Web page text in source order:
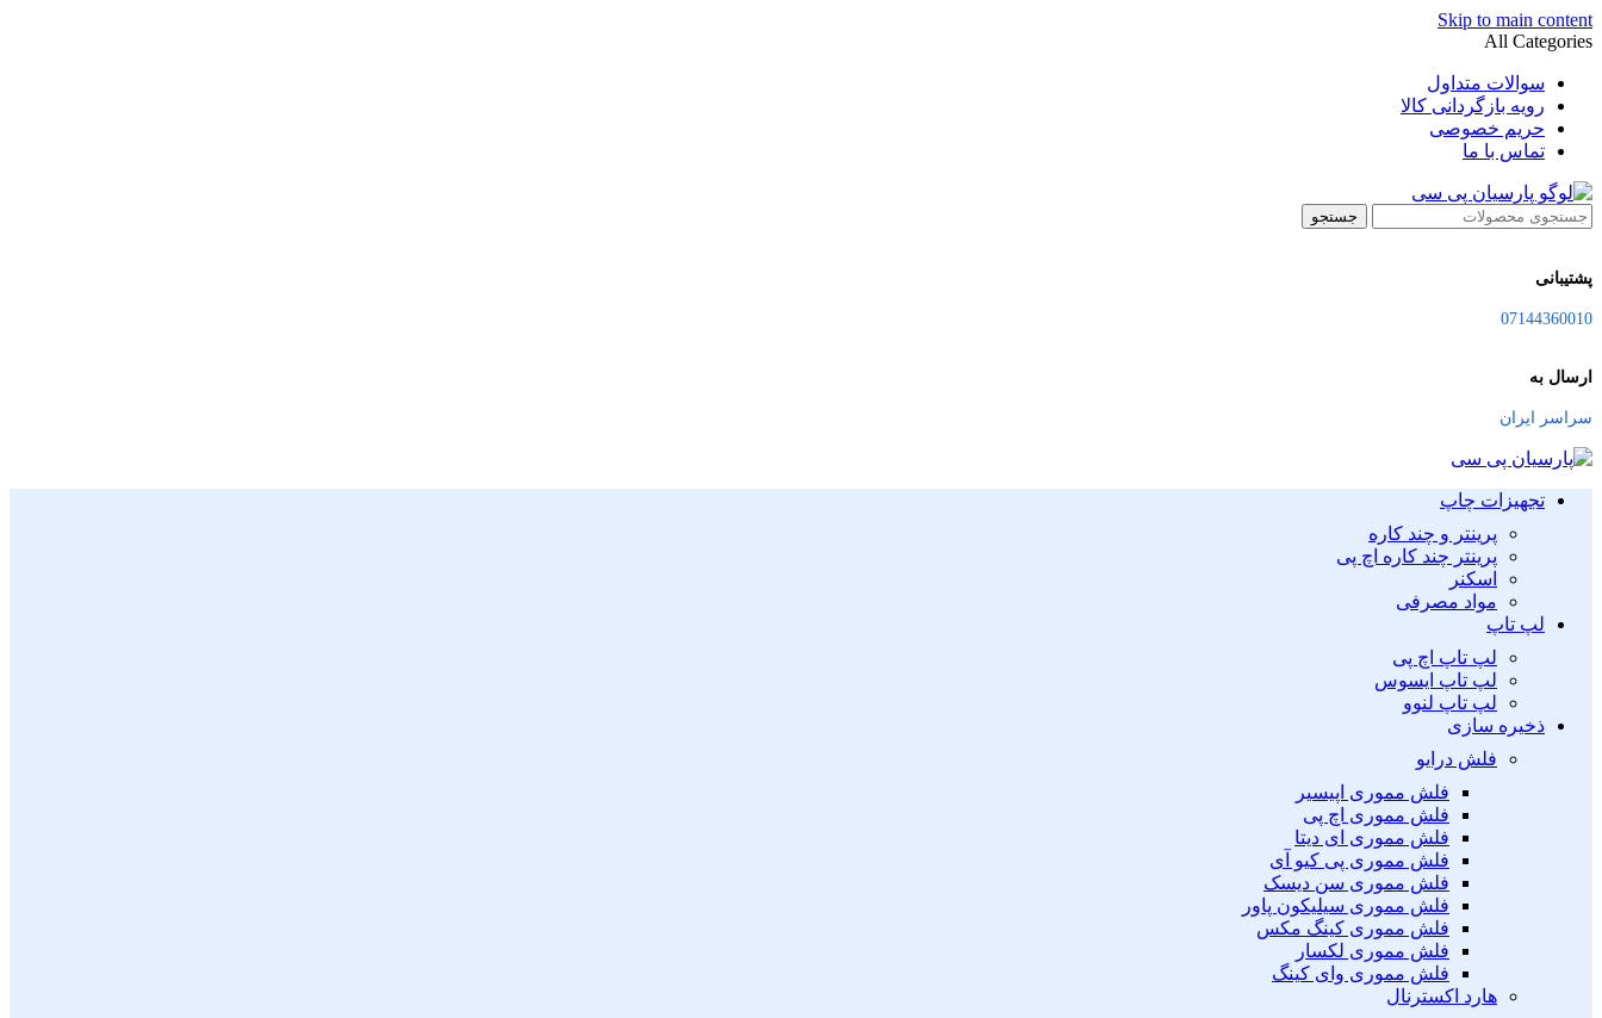
Skip to main content
All Categories
سوالات متداول
رویه بازگردانی کالا
حریم خصوصی
تماس با ما
جستجو
پشتیبانی
07144360010
ارسال به
سراسر ایران
تجهیزات چاپ
پرینتر و چند کاره
پرینتر چند کاره اچ پی
اسکنر
مواد مصرفی
لپ تاپ
لپ تاپ اچ پی
لپ تاپ ایسوس
لپ تاپ لنوو
ذخیره سازی
فلش درایو
فلش مموری اپیسیر
فلش مموری اچ پی
فلش مموری ای دیتا
فلش مموری پی کیو آی
فلش مموری سن دیسک
فلش مموری سیلیکون پاور
فلش مموری کینگ مکس
فلش مموری لکسار
فلش مموری وای کینگ
هارد اکسترنال